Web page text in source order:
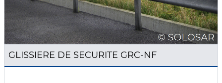
GLISSIERE DE SECURITE GRC-NF